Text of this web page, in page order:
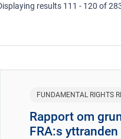
results 111 - 120 of
FUNDAMENTAL RIGHTS
Rapport om
FRA:s yttranden